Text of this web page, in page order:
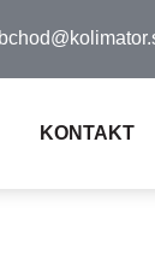
KONTAKT